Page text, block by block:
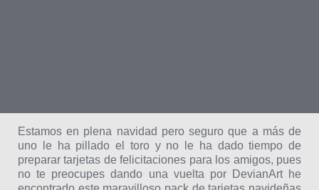
Estamos en plena navidad pero seguro que a más de
uno le ha pillado el toro y no le ha dado tiempo de
preparar tarjetas de felicitaciones para los amigos, pues
no te preocupes dando una vuelta por DevianArt he